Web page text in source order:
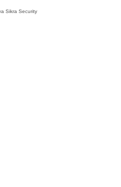
Sikra Security